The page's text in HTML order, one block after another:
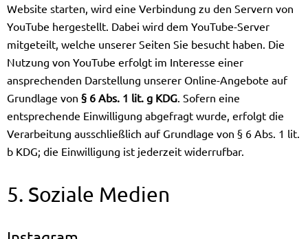
Website starten, wird eine Verbindung zu den Servern von
YouTube hergestellt. Dabei wird dem YouTube-Server
mitgeteilt, welche unserer Seiten Sie besucht haben. Die
Nutzung von YouTube erfolgt im Interesse einer
ansprechenden Darstellung unserer Online-Angebote auf
Grundlage von § 6 Abs. 1 lit. g KDG . Sofern eine
entsprechende Einwilligung abgefragt wurde, erfolgt die
Verarbeitung ausschließlich auf Grundlage von § 6 Abs. 1 lit.
b KDG; die Einwilligung ist jederzeit widerrufbar.
5. Soziale Medien